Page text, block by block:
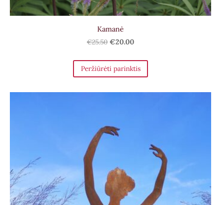
Kamanė
€25.50 €20.00
Peržiūrėti parinktis